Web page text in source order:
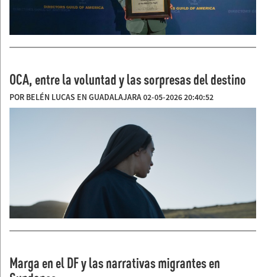
OCA, entre la voluntad y las sorpresas del destino
POR BELÉN LUCAS EN GUADALAJARA 02-05-2026 20:40:52
Marga en el DF y las narrativas migrantes en